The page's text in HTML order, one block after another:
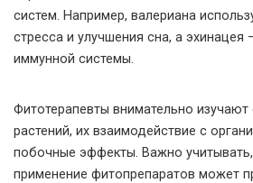
систем. Например, валериана
стресса и улучшения сна, а эхинацея
иммунной системы.
Фитотерапевты внимательно изучают
растений, их взаимодействие с
побочные эффекты. Важно
применение фитопрепаратов может